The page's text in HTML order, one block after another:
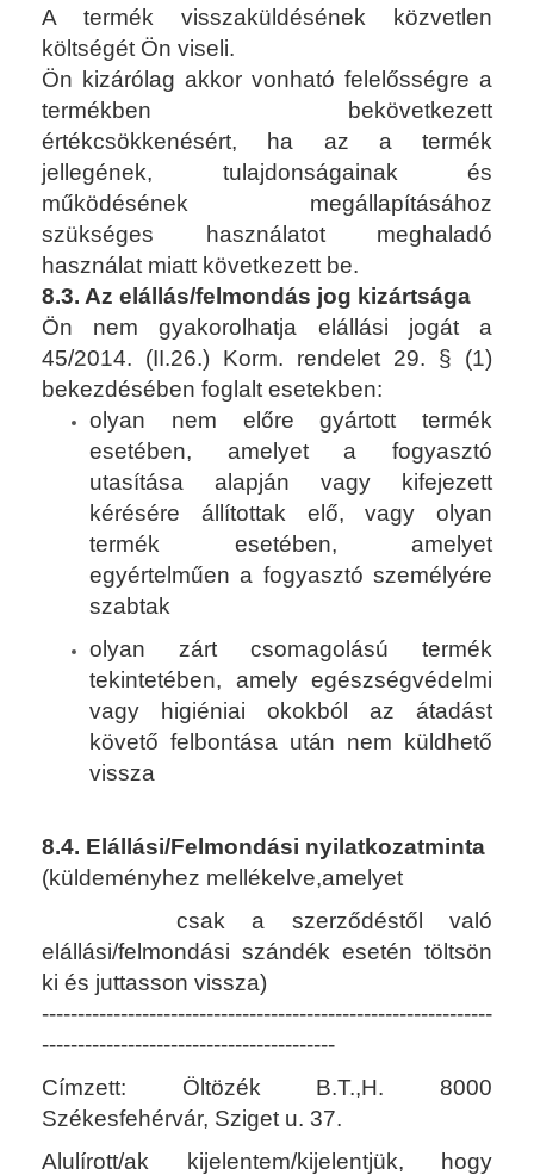
A termék visszaküldésének közvetlen
költségét Ön viseli.
Ön kizárólag akkor vonható felelősségre a
termékben bekövetkezett
értékcsökkenésért, ha az a termék
jellegének, tulajdonságainak és
működésének megállapításához
szükséges használatot meghaladó
használat miatt következett be.
8.3. Az elállás/felmondás jog kizártsága
Ön nem gyakorolhatja elállási jogát a
45/2014. (II.26.) Korm. rendelet 29. § (1)
bekezdésében foglalt esetekben:
olyan nem előre gyártott termék
esetében, amelyet a fogyasztó
utasítása alapján vagy kifejezett
kérésére állítottak elő, vagy olyan
termék esetében, amelyet
egyértelműen a fogyasztó személyére
szabtak
olyan zárt csomagolású termék
tekintetében, amely egészségvédelmi
vagy higiéniai okokból az átadást
követő felbontása után nem küldhető
vissza
8.4. Elállási/Felmondási nyilatkozatminta
(küldeményhez mellékelve,amelyet
csak a szerződéstől való
elállási/felmondási szándék esetén töltsön
ki és juttasson vissza)
---------------------------------------------------------------
-----------------------------------------
Címzett: Öltözék B.T.,H. 8000
Székesfehérvár, Sziget u. 37.
Alulírott/ak kijelentem/kijelentjük, hogy